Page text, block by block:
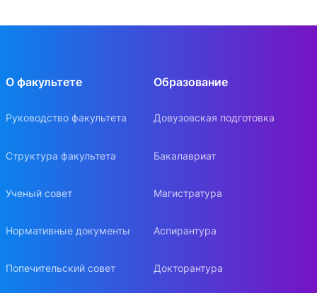
О факультете
Руководство факультета
Структура факультета
Ученый совет
Нормативные документы
Попечительский совет
Образование
Довузовская подготовка
Бакалавриат
Магистратура
Аспирантура
Докторантура